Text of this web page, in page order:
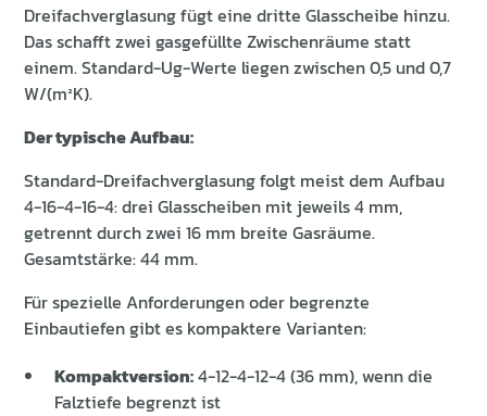
Dreifachverglasung fügt eine dritte Glasscheibe hinzu.
Das schafft zwei gasgefüllte Zwischenräume statt
einem. Standard-Ug-Werte liegen zwischen 0,5 und 0,7
W/(m²K).
Der typische Aufbau:
Standard-Dreifachverglasung folgt meist dem Aufbau
4-16-4-16-4: drei Glasscheiben mit jeweils 4 mm,
getrennt durch zwei 16 mm breite Gasräume.
Gesamtstärke: 44 mm.
Für spezielle Anforderungen oder begrenzte
Einbautiefen gibt es kompaktere Varianten:
Kompaktversion:4-12-4-12-4 (36 mm), wenn die
Falztiefe begrenzt ist